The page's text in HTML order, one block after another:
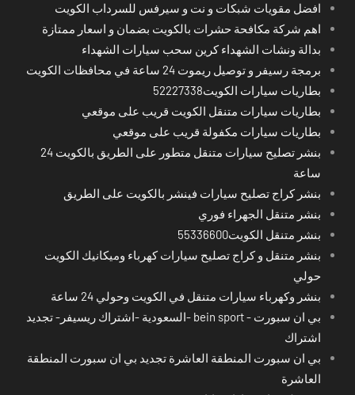
افضل مقويات شبكات و نت و سيرفس للسرداب الكويت
اهم شركة مكافحة حشرات بالكويت بضمان و اسعار ممتازة
بدالة ونشات الشهداء كرين سحب سيارات الشهداء
برمجة رسيفر و توصيل ريموت 24 ساعة في محافظات الكويت
بطاريات سيارات الكويت52227338
بطاريات سيارات متنقل الكويت قريب على موقعي
بطاريات سيارات مكفولة قريب على موقعي
بنشر تصليح سيارات متنقل متطور على الطريق بالكويت 24
ساعة
بنشر كراج تصليح سيارات فينشر بالكويت على الطريق
بنشر متنقل الجهراء فوري
بنشر متنقل الكويت55336600
بنشر متنقل و كراج تصليح سيارات كهرباء وميكانيك الكويت
حولي
بنشر وكهرباء سيارات متنقل في الكويت وحولي 24 ساعة
بي ان سبورت - bein sport -السعودية -اشتراك ريسيفر- تجديد
اشتراك
بي ان سبورت المنطقة العاشرة تجديد بي ان سبورت المنطقة
العاشرة